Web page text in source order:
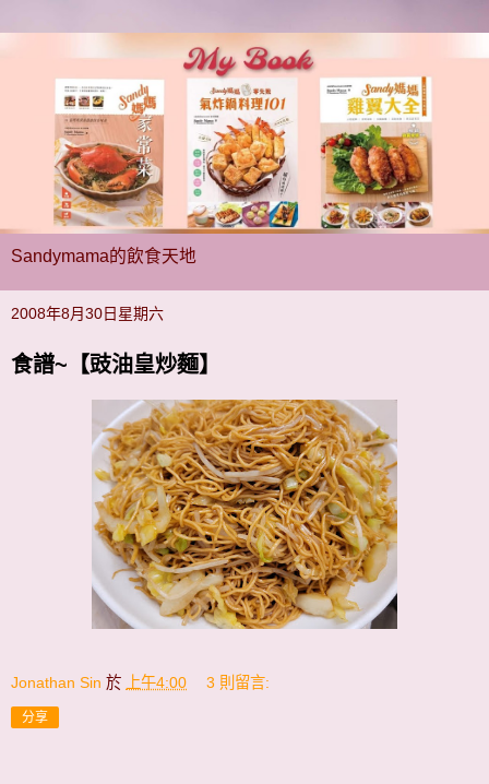
Sandymama的飲食天地
2008年8月30日星期六
食譜~【豉油皇炒麵】
Jonathan Sin 於 上午4:00 3 則留言:
分享